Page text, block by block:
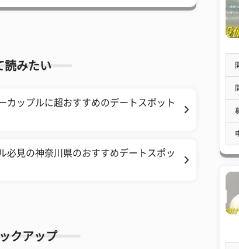
読みたい
カップルに超おすすめのデートスポット
必見の神奈川県のおすすめデートスポッ
クアップ